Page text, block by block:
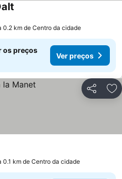
0.2 km de Centro da cidade
os preços
Ver preços
Partilhar
0.1 km de Centro da cidade